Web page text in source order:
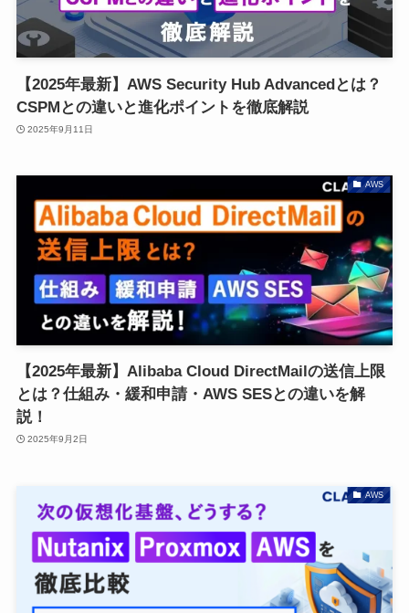
【2025年最新】AWS Security Hub Advancedとは？
CSPMとの違いと進化ポイントを徹底解説
2025年9月11日
AWS
【2025年最新】Alibaba Cloud DirectMailの送信上限
とは？仕組み・緩和申請・AWS SESとの違いを解
説！
2025年9月2日
AWS